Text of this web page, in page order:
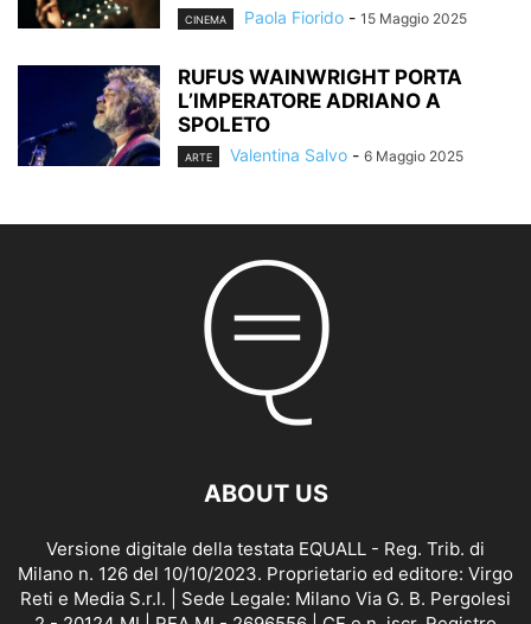
CINEMA Paola Fiorido - 15 Maggio 2025
RUFUS WAINWRIGHT PORTA
L’IMPERATORE ADRIANO A
SPOLETO
ARTE Valentina Salvo - 6 Maggio 2025
ABOUT US
Versione digitale della testata EQUALL - Reg. Trib. di
Milano n. 126 del 10/10/2023. Proprietario ed editore: Virgo
Reti e Media S.r.l. | Sede Legale: Milano Via G. B. Pergolesi